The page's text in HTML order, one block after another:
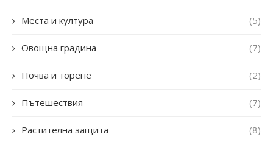
Места и култура (5)
Овощна градина (7)
Почва и торене (2)
Пътешествия (7)
Растителна защита (8)